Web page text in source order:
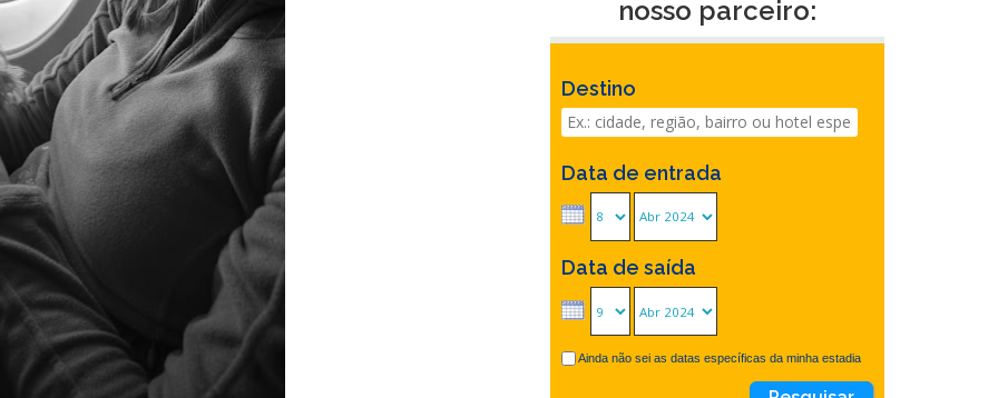
nosso parceiro:
Destino
Data de entrada
Data de saída
Ainda não sei as datas específicas da minha estadia